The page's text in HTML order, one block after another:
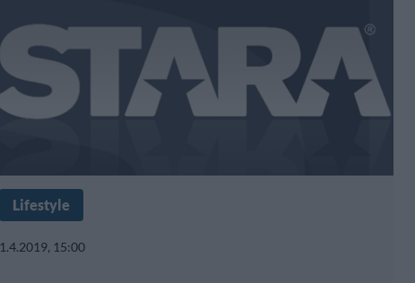
Lifestyle
1.4.2019, 15:00